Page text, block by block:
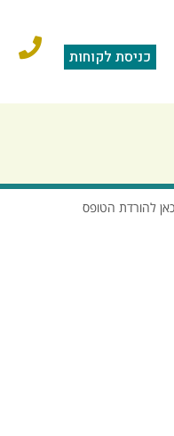
כניסת לקוחות
להורדת הטופס